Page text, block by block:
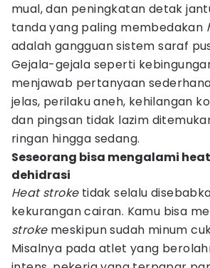
mual, dan peningkatan detak
tanda yang paling membedakan
adalah gangguan sistem saraf
Gejala-gejala seperti
menjawab pertanyaan
jelas, perilaku aneh, kehilangan
dan pingsan tidak lazim
ringan hingga sedang.
Seseorang bisa mengalami
dehidrasi
Heat stroketidak selalu
kekurangan cairan. Kamu bisa
strokemeskipun sudah minum
Misalnya pada atlet yang